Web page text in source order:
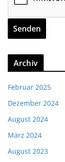
Archiv
Februar 2025
Dezember 2024
August 2024
März 2024
August 2023